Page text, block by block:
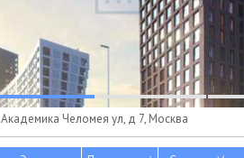
Академика Челомея ул, д 7, Москва